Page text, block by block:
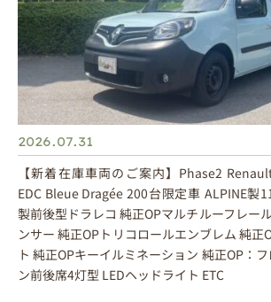
2026.07.31
【新着在庫車両のご案内】Phase2
EDC Bleue Dragée 200台限定車 ALPINE製
製前後型ドラレコ 純正OPマルチルーフレー
ンサー 純正OPトリコロールエンブレム 純正
ト 純正OPキーイルミネーション 純正OP：
ン前後席4灯型 LEDヘッドライト ETC